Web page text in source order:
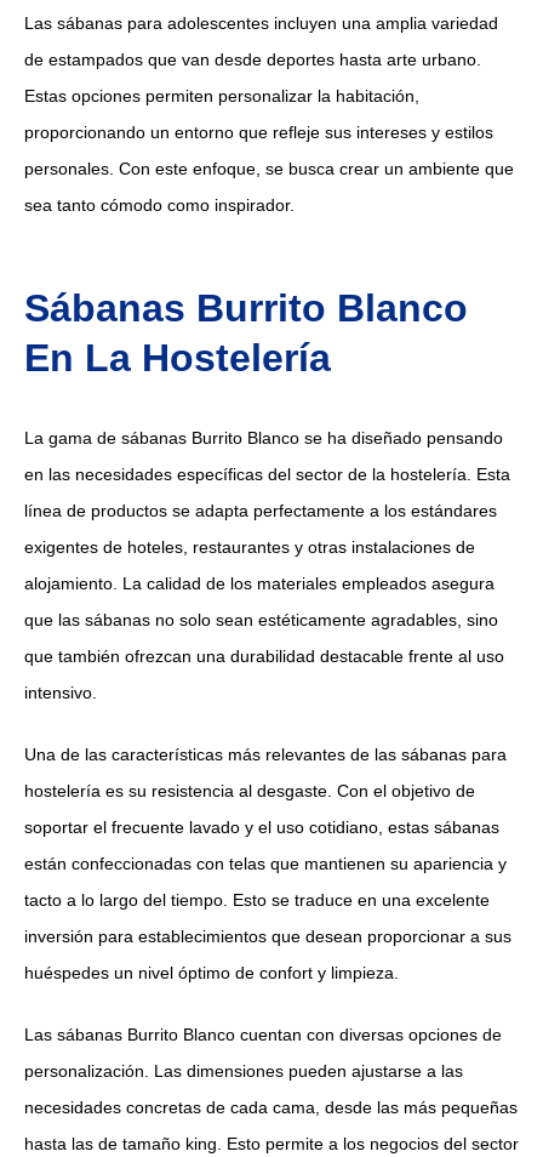
Las sábanas para adolescentes incluyen una amplia variedad
de estampados que van desde deportes hasta arte urbano.
Estas opciones permiten personalizar la habitación,
proporcionando un entorno que refleje sus intereses y estilos
personales. Con este enfoque, se busca crear un ambiente que
sea tanto cómodo como inspirador.
Sábanas Burrito Blanco
En La Hostelería
La gama de sábanas Burrito Blanco se ha diseñado pensando
en las necesidades específicas del sector de la hostelería. Esta
línea de productos se adapta perfectamente a los estándares
exigentes de hoteles, restaurantes y otras instalaciones de
alojamiento. La calidad de los materiales empleados asegura
que las sábanas no solo sean estéticamente agradables, sino
que también ofrezcan una durabilidad destacable frente al uso
intensivo.
Una de las características más relevantes de las sábanas para
hostelería es su resistencia al desgaste. Con el objetivo de
soportar el frecuente lavado y el uso cotidiano, estas sábanas
están confeccionadas con telas que mantienen su apariencia y
tacto a lo largo del tiempo. Esto se traduce en una excelente
inversión para establecimientos que desean proporcionar a sus
huéspedes un nivel óptimo de confort y limpieza.
Las sábanas Burrito Blanco cuentan con diversas opciones de
personalización. Las dimensiones pueden ajustarse a las
necesidades concretas de cada cama, desde las más pequeñas
hasta las de tamaño king. Esto permite a los negocios del sector